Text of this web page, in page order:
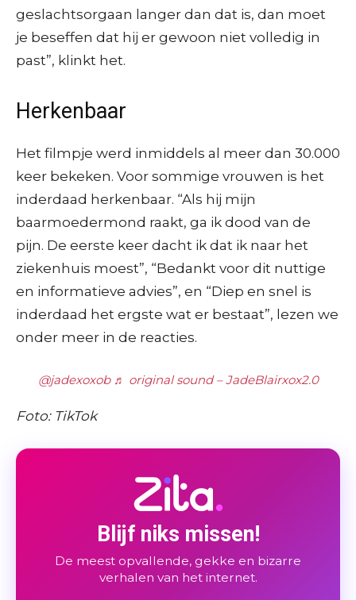
geslachtsorgaan langer dan dat is, dan moet
je beseffen dat hij er gewoon niet volledig in
past”, klinkt het.
Herkenbaar
Het filmpje werd inmiddels al meer dan 30.000
keer bekeken. Voor sommige vrouwen is het
inderdaad herkenbaar. “Als hij mijn
baarmoedermond raakt, ga ik dood van de
pijn. De eerste keer dacht ik dat ik naar het
ziekenhuis moest”, “Bedankt voor dit nuttige
en informatieve advies”, en “Diep en snel is
inderdaad het ergste wat er bestaat”, lezen we
onder meer in de reacties.
@jadexoxob ♬ original sound – JadeBlairxox2.0
Foto: TikTok
Blijf niks missen!
De meest opvallende, gekke en bizarre
verhalen van het internet.